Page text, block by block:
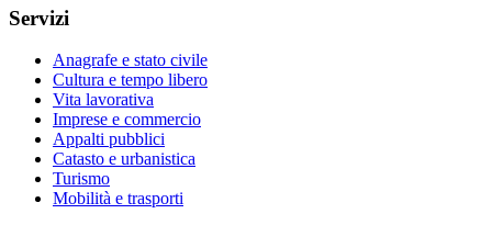
Servizi
Anagrafe e stato civile
Cultura e tempo libero
Vita lavorativa
Imprese e commercio
Appalti pubblici
Catasto e urbanistica
Turismo
Mobilità e trasporti